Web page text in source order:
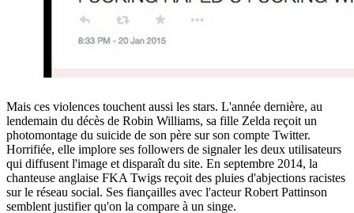
Mais ces violences touchent aussi les stars. L'année dernière, au
lendemain du décès de Robin Williams, sa fille Zelda reçoit un
photomontage du suicide de son père sur son compte Twitter.
Horrifiée, elle implore ses followers de signaler les deux utilisateurs
qui diffusent l'image et disparaît du site. En septembre 2014, la
chanteuse anglaise FKA Twigs reçoit des pluies d'abjections racistes
sur le réseau social. Ses fiançailles avec l'acteur Robert Pattinson
semblent justifier qu'on la compare à un singe.